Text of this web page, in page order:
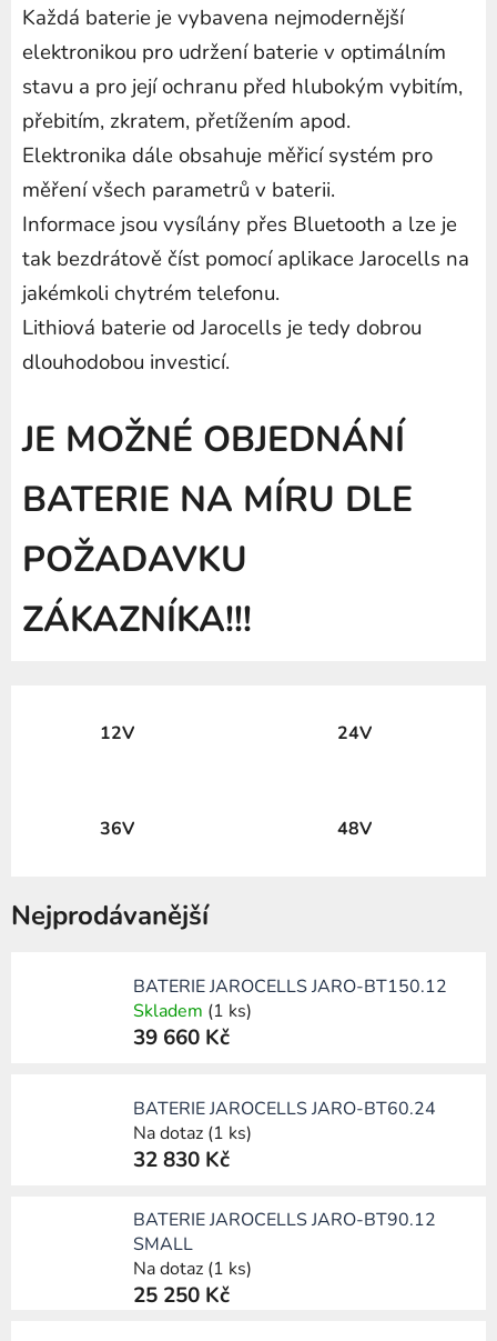
Každá baterie je vybavena nejmodernější
elektronikou pro udržení baterie v optimálním
stavu a pro její ochranu před hlubokým vybitím,
přebitím, zkratem, přetížením apod.
Elektronika dále obsahuje měřicí systém pro
měření všech parametrů v baterii.
Informace jsou vysílány přes Bluetooth a lze je
tak bezdrátově číst pomocí aplikace Jarocells na
jakémkoli chytrém telefonu.
Lithiová baterie od Jarocells je tedy dobrou
dlouhodobou investicí.
JE MOŽNÉ OBJEDNÁNÍ
BATERIE NA MÍRU DLE
POŽADAVKU
ZÁKAZNÍKA!!!
12V 24V
36V 48V
Nejprodávanější
BATERIE JAROCELLS JARO-BT150.12
Skladem (1 ks)
39 660 Kč
BATERIE JAROCELLS JARO-BT60.24
Na dotaz (1 ks)
32 830 Kč
BATERIE JAROCELLS JARO-BT90.12
SMALL
Na dotaz (1 ks)
25 250 Kč